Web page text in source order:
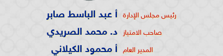
رئيس مجلس الإدارة أ عبد الباسط صابر
صاحب الامتياز د. محمد الصريدي
المدير العام أ محمود الكيلاني